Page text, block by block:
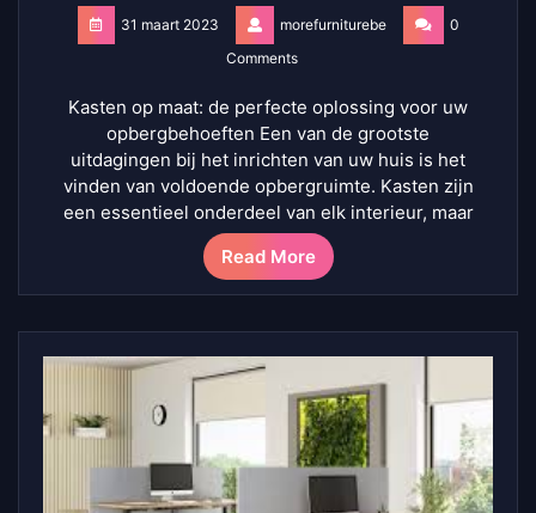
31 maart 2023 morefurniturebe
0
Comments
Kasten op maat: de perfecte oplossing voor uw
opbergbehoeften Een van de grootste
uitdagingen bij het inrichten van uw huis is het
vinden van voldoende opbergruimte. Kasten zijn
een essentieel onderdeel van elk interieur, maar
Read More